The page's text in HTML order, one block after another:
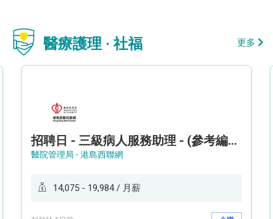
醫療護理 · 社福 更多
招聘日 - 三級病人服務助理 - (參考編號: HKWCS260107)
醫院管理局 - 港島西聯網
14,075 - 19,984 / 月薪